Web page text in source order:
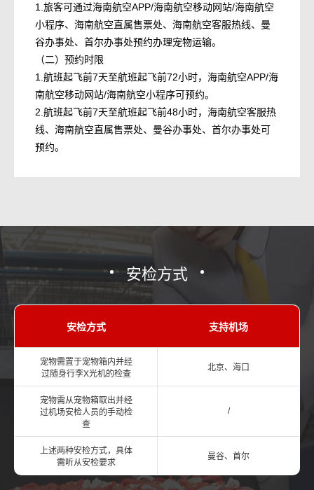
1.旅客可通过海南航空APP/海南航空移动网站/海南航空
小程序、海南航空直属售票处、海南航空客服热线、曼
谷办事处、首尔办事处预约办理宠物运输。
（二）预约时限
1.航班起飞前7天至航班起飞前72小时，海南航空APP/海
南航空移动网站/海南航空小程序可预约。
2.航班起飞前7天至航班起飞前48小时，海南航空客服热
线、海南航空直属售票处、曼谷办事处、首尔办事处可
预约。
安检方式
安检方式 支持机场
宠物需置于宠物箱内并经
过随身行李X光机的检查
北京、海口
宠物需从宠物箱取出并经
过机场安检人员的手动检
查
/
上述两种安检方式，具体
需听从安检要求
曼谷、首尔